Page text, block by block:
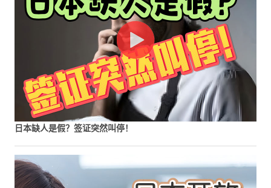
日本缺人是假？签证突然叫停！